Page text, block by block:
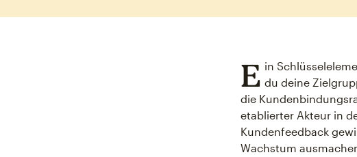
E in
du deine
die
etablierter Akteur in
Kundenfeedback
Wachstum